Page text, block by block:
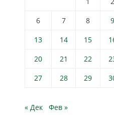
6
7 8 9
13
14 15
20
21 22
27
28 29
« Дек Фев »